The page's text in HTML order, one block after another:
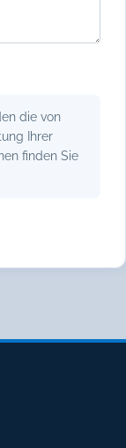
die von
Ihrer
finden Sie